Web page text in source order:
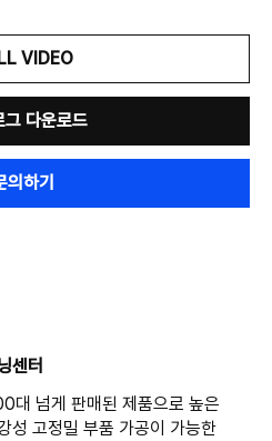
VIDEO
그 다운로드
의하기
센터
넘게 판매된 제품으로 높은
성 고정밀 부품 가공이 가능한